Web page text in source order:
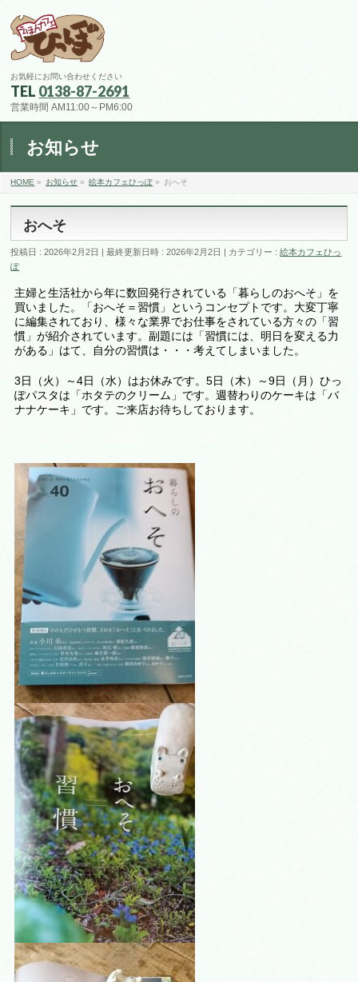
お気軽にお問い合わせください
TEL 0138-87-2691
営業時間 AM11:00～PM6:00
お知らせ
HOME » お知らせ » 絵本カフェひっぽ» おへそ
おへそ
投稿日 : 2026年2月2日 最終更新日時 : 2026年2月2日 カテゴリー :絵本カフェひっ
ぽ
主婦と生活社から年に数回発行されている「暮らしのおへそ」を
買いました。「おへそ＝習慣」というコンセプトです。大変丁寧
に編集されており、様々な業界でお仕事をされている方々の「習
慣」が紹介されています。副題には「習慣には、明日を変える力
がある」はて、自分の習慣は・・・考えてしまいました。
3日（火）～4日（水）はお休みです。5日（木）～9日（月）ひっ
ぽパスタは「ホタテのクリーム」です。週替わりのケーキは 「バ
ナナケーキ 」です。ご来店お待ちしております。